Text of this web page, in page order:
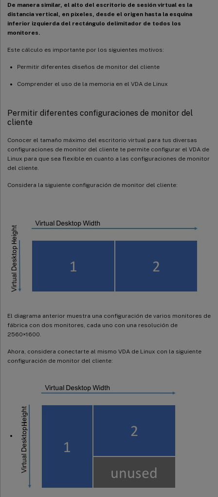
De manera similar, el alto del escritorio de sesión virtual es la
distancia vertical, en píxeles, desde el origen hasta la esquina
inferior izquierda del rectángulo delimitador de todos los
monitores.
Este cálculo es importante por los siguientes motivos:
Permitir diferentes diseños de monitor del cliente
Comprender el uso de la memoria en el VDA de Linux
Permitir diferentes configuraciones de monitor del
cliente
Conocer el tamaño máximo del escritorio virtual para tus diversas
configuraciones de monitor del cliente te permite configurar el VDA de
Linux para que sea flexible en cuanto a las configuraciones de monitor
del cliente.
Considera la siguiente configuración de monitor del cliente:
El diagrama anterior muestra una configuración de varios monitores de
fábrica con dos monitores, cada uno con una resolución de
2560×1600.
Ahora, considera conectarte al mismo VDA de Linux con la siguiente
configuración de monitor del cliente: